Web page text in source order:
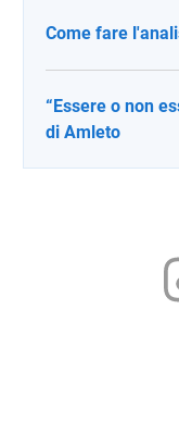
Come fare
“Essere o non
di Amleto